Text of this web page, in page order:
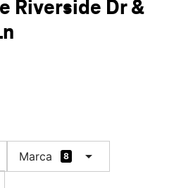
8:00 p.m.
Mount Vernon, WA 98273
Riverside Dr &
Marca 8 arrow_drop_down